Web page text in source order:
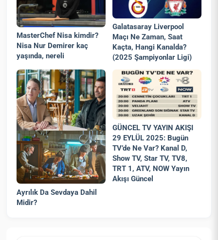
MasterChef Nisa kimdir?
Nisa Nur Demirer kaç
yaşında, nereli
Galatasaray Liverpool
Maçı Ne Zaman, Saat
Kaçta, Hangi Kanalda?
(2025 Şampiyonlar Ligi)
Ayrılık Da Sevdaya Dahil
Midir?
GÜNCEL TV YAYIN AKIŞI
29 EYLÜL 2025: Bugün
TV’de Ne Var? Kanal D,
Show TV, Star TV, TV8,
TRT 1, ATV, NOW Yayın
Akışı Güncel